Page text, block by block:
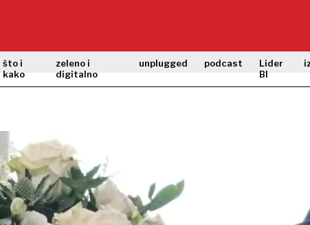
što i
kako
zeleno i
digitalno
unplugged podcast
Lider
BI